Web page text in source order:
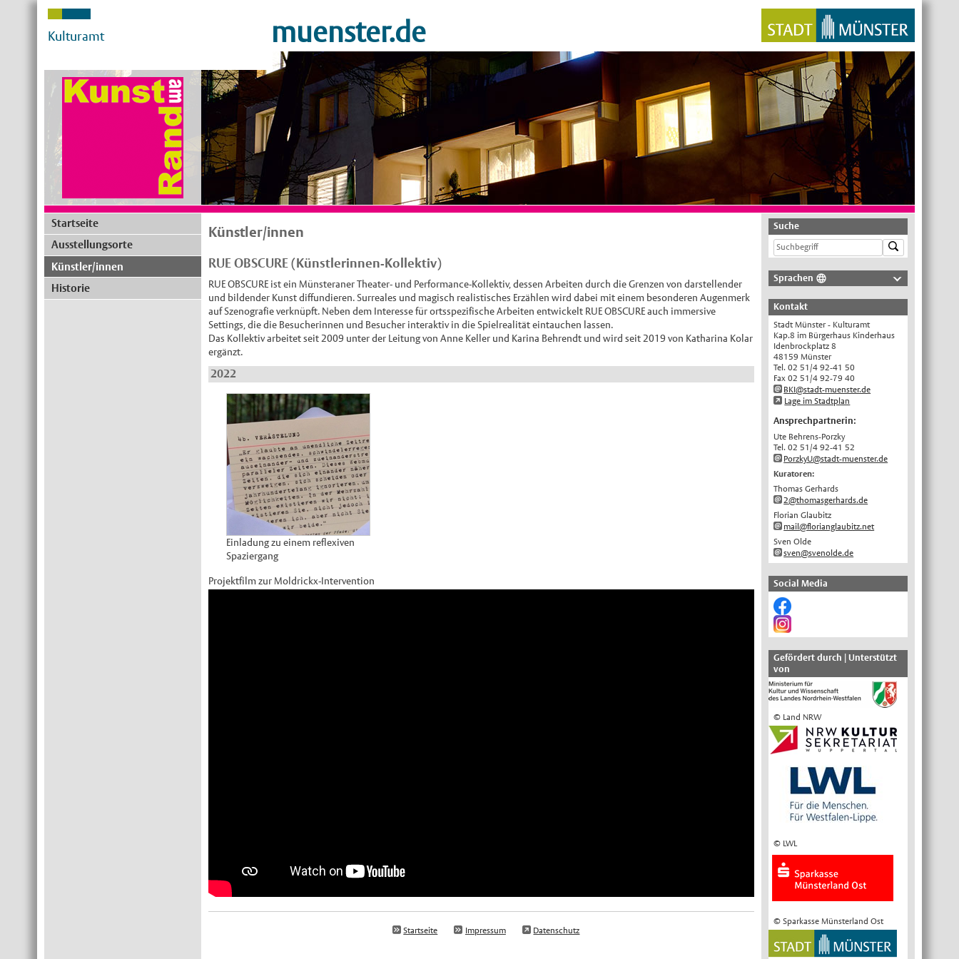
Kulturamt muenster.de
Startseite
Ausstellungsorte
Künstler/innen
Historie
Künstler/innen
RUE OBSCURE (Künstlerinnen-Kollektiv)
RUE OBSCURE ist ein Münsteraner Theater- und Performance-Kollektiv, dessen Arbeiten durch die Grenzen von darstellender
und bildender Kunst diffundieren. Surreales und magisch realistisches Erzählen wird dabei mit einem besonderen Augenmerk
auf Szenografie verknüpft. Neben dem Interesse für ortsspezifische Arbeiten entwickelt RUE OBSCURE auch immersive
Settings, die die Besucherinnen und Besucher interaktiv in die Spielrealität eintauchen lassen.
Das Kollektiv arbeitet seit 2009 unter der Leitung von Anne Keller und Karina Behrendt und wird seit 2019 von Katharina Kolar
ergänzt.
2022
Einladung zu einem reflexiven
Spaziergang
Projektfilm zur Moldrickx-Intervention
Startseite Impressum Datenschutz
Suche
Sprachen
Deutsch
Nederlands
English
Українська
Türkçe
Français
Español
Polski
Русский
中文
Automatische Übersetzung, ohne
Gewähr auf Richtigkeit.
Kontakt
Stadt Münster - Kulturamt
Kap.8 im Bürgerhaus Kinderhaus
Idenbrockplatz 8
48159 Münster
Tel. 02 51/4 92-41 50
Fax 02 51/4 92-79 40
BKI@stadt-muenster.de
Lage im Stadtplan
Ansprechpartnerin:
Ute Behrens-Porzky
Tel. 02 51/4 92-41 52
PorzkyU@stadt-muenster.de
Kuratoren:
Thomas Gerhards
2@thomasgerhards.de
Florian Glaubitz
mail@florianglaubitz.net
Sven Olde
sven@svenolde.de
Social Media
Gefördert durch | Unterstützt
von
© Land NRW
© LWL
© Sparkasse Münsterland Ost